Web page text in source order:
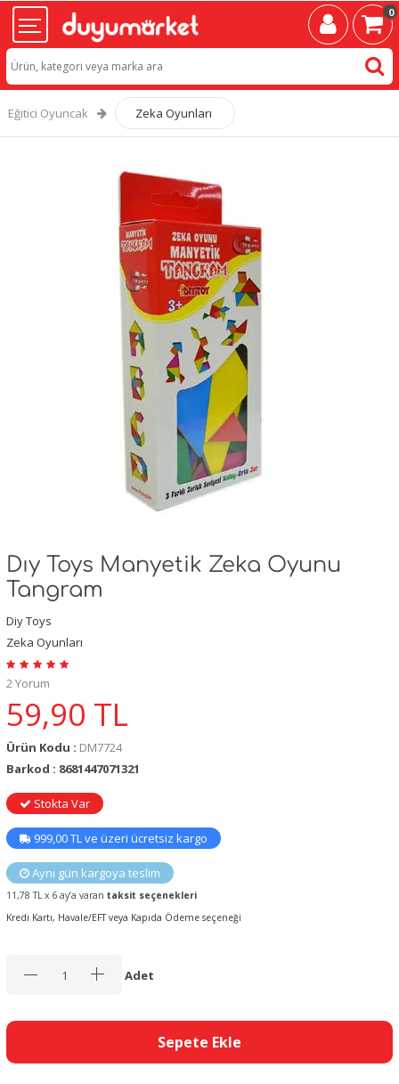
0
Eğitici Oyuncak Zeka Oyunları
Dıy Toys Manyetik Zeka Oyunu
Tangram
Diy Toys
Zeka Oyunları
2 Yorum
59,90 TL
Ürün Kodu : DM7724
Barkod : 8681447071321
Stokta Var
999,00 TL ve üzeri ücretsiz kargo
Aynı gün kargoya teslim
11,78 TL x 6 ay’a varan taksit seçenekleri
Kredi Kartı, Havale/EFT veya Kapıda Ödeme seçeneği
Adet
Sepete Ekle